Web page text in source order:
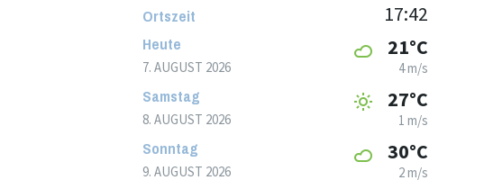
Ortszeit 17:42
Heute
7. AUGUST 2026
21°C
4 m/s
Samstag
8. AUGUST 2026
27°C
1 m/s
Sonntag
9. AUGUST 2026
30°C
2 m/s